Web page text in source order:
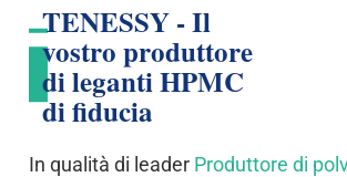
TENESSY - Il
vostro produttore
di leganti HPMC
di fiducia
In qualità di leader Produttore di